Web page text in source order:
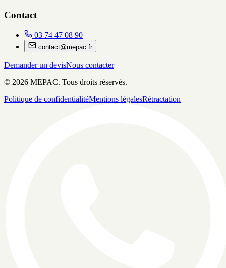
Contact
03 74 47 08 90
contact@mepac.fr
Demander un devisNous contacter
© 2026 MEPAC. Tous droits réservés.
Politique de confidentialitéMentions légalesRétractation